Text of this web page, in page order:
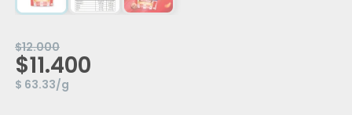
$12.000
$11.400
$ 63.33/g